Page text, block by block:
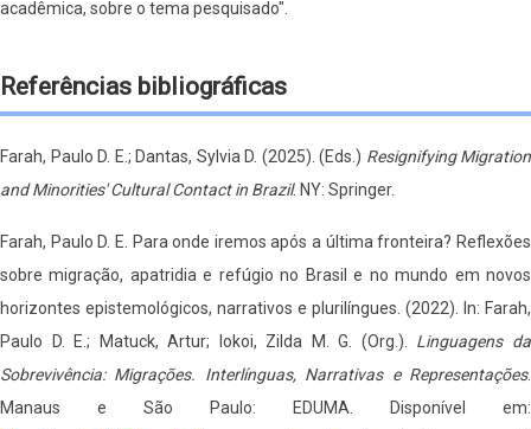
acadêmica, sobre o tema pesquisado".
Referências bibliográficas
Farah, Paulo D. E.; Dantas, Sylvia D. (2025). (Eds.) Resignifying Migration
and Minorities' Cultural Contact in Brazil. NY: Springer.
Farah, Paulo D. E. Para onde iremos após a última fronteira? Reflexões
sobre migração, apatridia e refúgio no Brasil e no mundo em novos
horizontes epistemológicos, narrativos e plurilíngues. (2022). In: Farah,
Paulo D. E.; Matuck, Artur; Iokoi, Zilda M. G. (Org.). Linguagens da
Sobrevivência: Migrações. Interlínguas, Narrativas e Representações.
Manaus e São Paulo: EDUMA. Disponível em: